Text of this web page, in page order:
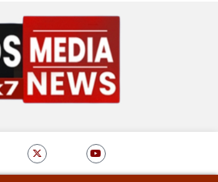
X
-
t
w
Y
o
u
t